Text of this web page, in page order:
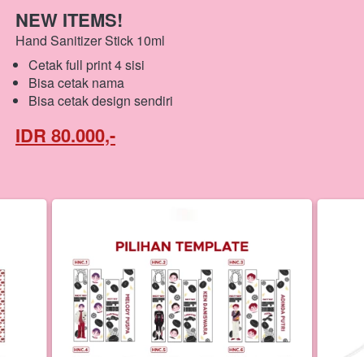
NEW ITEMS!
Hand Sanitizer Stick 10ml
Cetak full print 4 sisi
Bisa cetak nama
Bisa cetak design sendiri
IDR 80.000,-